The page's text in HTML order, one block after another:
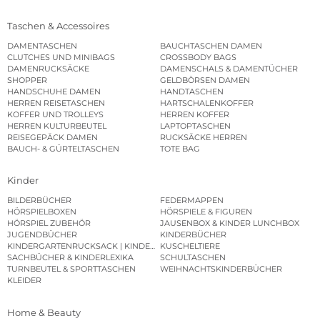
Taschen & Accessoires
DAMENTASCHEN
BAUCHTASCHEN DAMEN
CLUTCHES UND MINIBAGS
CROSSBODY BAGS
DAMENRUCKSÄCKE
DAMENSCHALS & DAMENTÜCHER
SHOPPER
GELDBÖRSEN DAMEN
HANDSCHUHE DAMEN
HANDTASCHEN
HERREN REISETASCHEN
HARTSCHALENKOFFER
KOFFER UND TROLLEYS
HERREN KOFFER
HERREN KULTURBEUTEL
LAPTOPTASCHEN
REISEGEPÄCK DAMEN
RUCKSÄCKE HERREN
BAUCH- & GÜRTELTASCHEN
TOTE BAG
Kinder
BILDERBÜCHER
FEDERMAPPEN
HÖRSPIELBOXEN
HÖRSPIELE & FIGUREN
HÖRSPIEL ZUBEHÖR
JAUSENBOX & KINDER LUNCHBOX
JUGENDBÜCHER
KINDERBÜCHER
KINDERGARTENRUCKSACK | KINDERGARTENBEUTEL
KUSCHELTIERE
SACHBÜCHER & KINDERLEXIKA
SCHULTASCHEN
TURNBEUTEL & SPORTTASCHEN
WEIHNACHTSKINDERBÜCHER
KLEIDER
Home & Beauty